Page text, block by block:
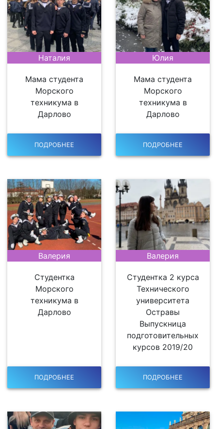
Наталия
Мама студента
Морского
техникума в
Дарлово
ПОДРОБНЕЕ
Юлия
Мама студента
Морского
техникума в
Дарлово
ПОДРОБНЕЕ
Валерия
Студентка
Морского
техникума в
Дарлово
ПОДРОБНЕЕ
Валерия
Студентка 2 курса
Технического
университета
Остравы
Выпускница
подготовительных
курсов 2019/20
ПОДРОБНЕЕ